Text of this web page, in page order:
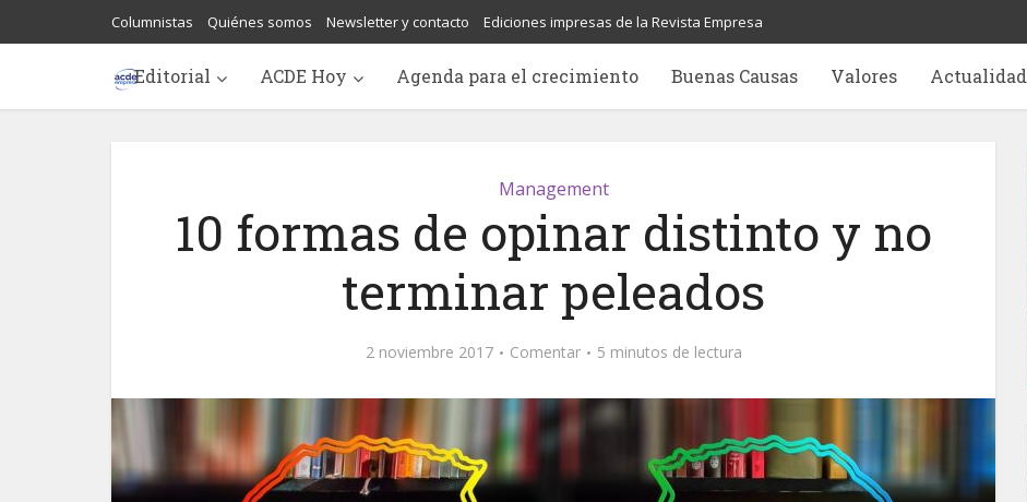
Columnistas Quiénes somos Newsletter y contacto Ediciones impresas de la Revista Empresa
Editorial ACDE Hoy Agenda para el crecimiento Buenas Causas Valores Actualidad
Management
10 formas de opinar distinto y no
terminar peleados
2 noviembre 2017 Comentar 5 minutos de lectura